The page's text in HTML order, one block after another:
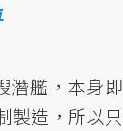
潛艦，本身即
製造，所以只